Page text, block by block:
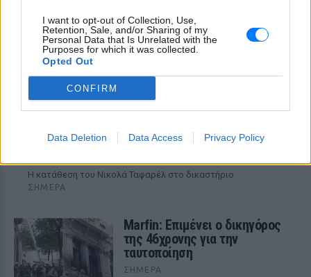
I want to opt-out of Collection, Use,
Retention, Sale, and/or Sharing of my
Personal Data that Is Unrelated with the
Purposes for which it was collected.
Opted Out
CONFIRM
Data Deletion Data Access Privacy Policy
Μαραντόνα: «Ήταν πρησμένος, δεν σηκωνόταν
από το κρεβάτι και είχε παραιτηθεί» – Τι
Η κατάθεση του Νικολά Ταφαρέλ στο δικαστήριο
ΣΉΜΕΡΑ
Marfin: Επιμένει ο δικηγόρος
της 46χρονης για την
ταυτοποίηση
ΣΉΜΕΡΑ